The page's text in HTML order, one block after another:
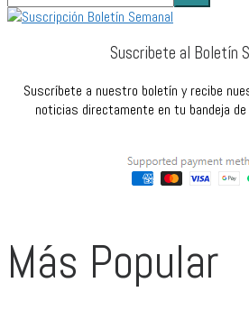
Suscribete al Boletín
Suscríbete a nuestro boletín y recibe
noticias directamente en tu bandeja
Más Popular